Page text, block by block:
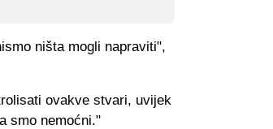
ništa mogli napraviti",
ovakve stvari, uvijek
smo nemoćni."